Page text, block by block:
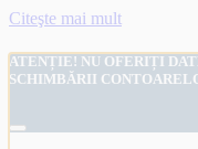
Citeşte mai mult
ATENȚIE! NU OFERIȚI
SCHIMBĂRII